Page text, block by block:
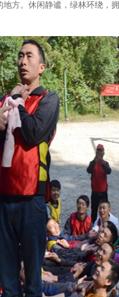
方。休闲静谧，绿林环绕，